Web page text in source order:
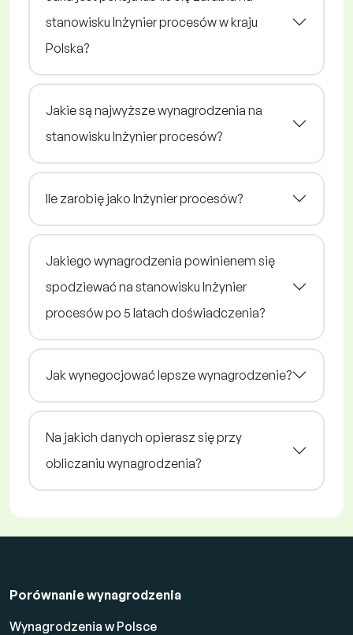
stanowisku Inżynier procesów w kraju
Polska?
Jakie są najwyższe wynagrodzenia na
stanowisku Inżynier procesów?
Ile zarobię jako Inżynier procesów?
Jakiego wynagrodzenia powinienem się
spodziewać na stanowisku Inżynier
procesów po 5 latach doświadczenia?
Jak wynegocjować lepsze wynagrodzenie?
Na jakich danych opierasz się przy
obliczaniu wynagrodzenia?
Porównanie wynagrodzenia
Wynagrodzenia w Polsce